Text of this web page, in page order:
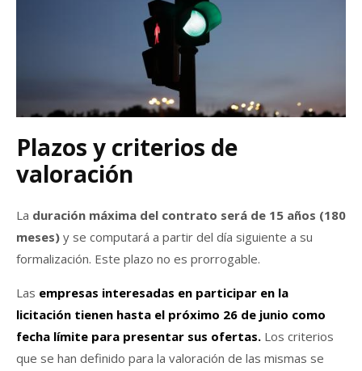
Plazos y criterios de
valoración
La duración máxima del contrato será de 15 años (180
meses) y se computará a partir del día siguiente a su
formalización. Este plazo no es prorrogable.
Las empresas interesadas en participar en la
licitación tienen hasta el próximo 26 de junio como
fecha límite para presentar sus ofertas. Los criterios
que se han definido para la valoración de las mismas se